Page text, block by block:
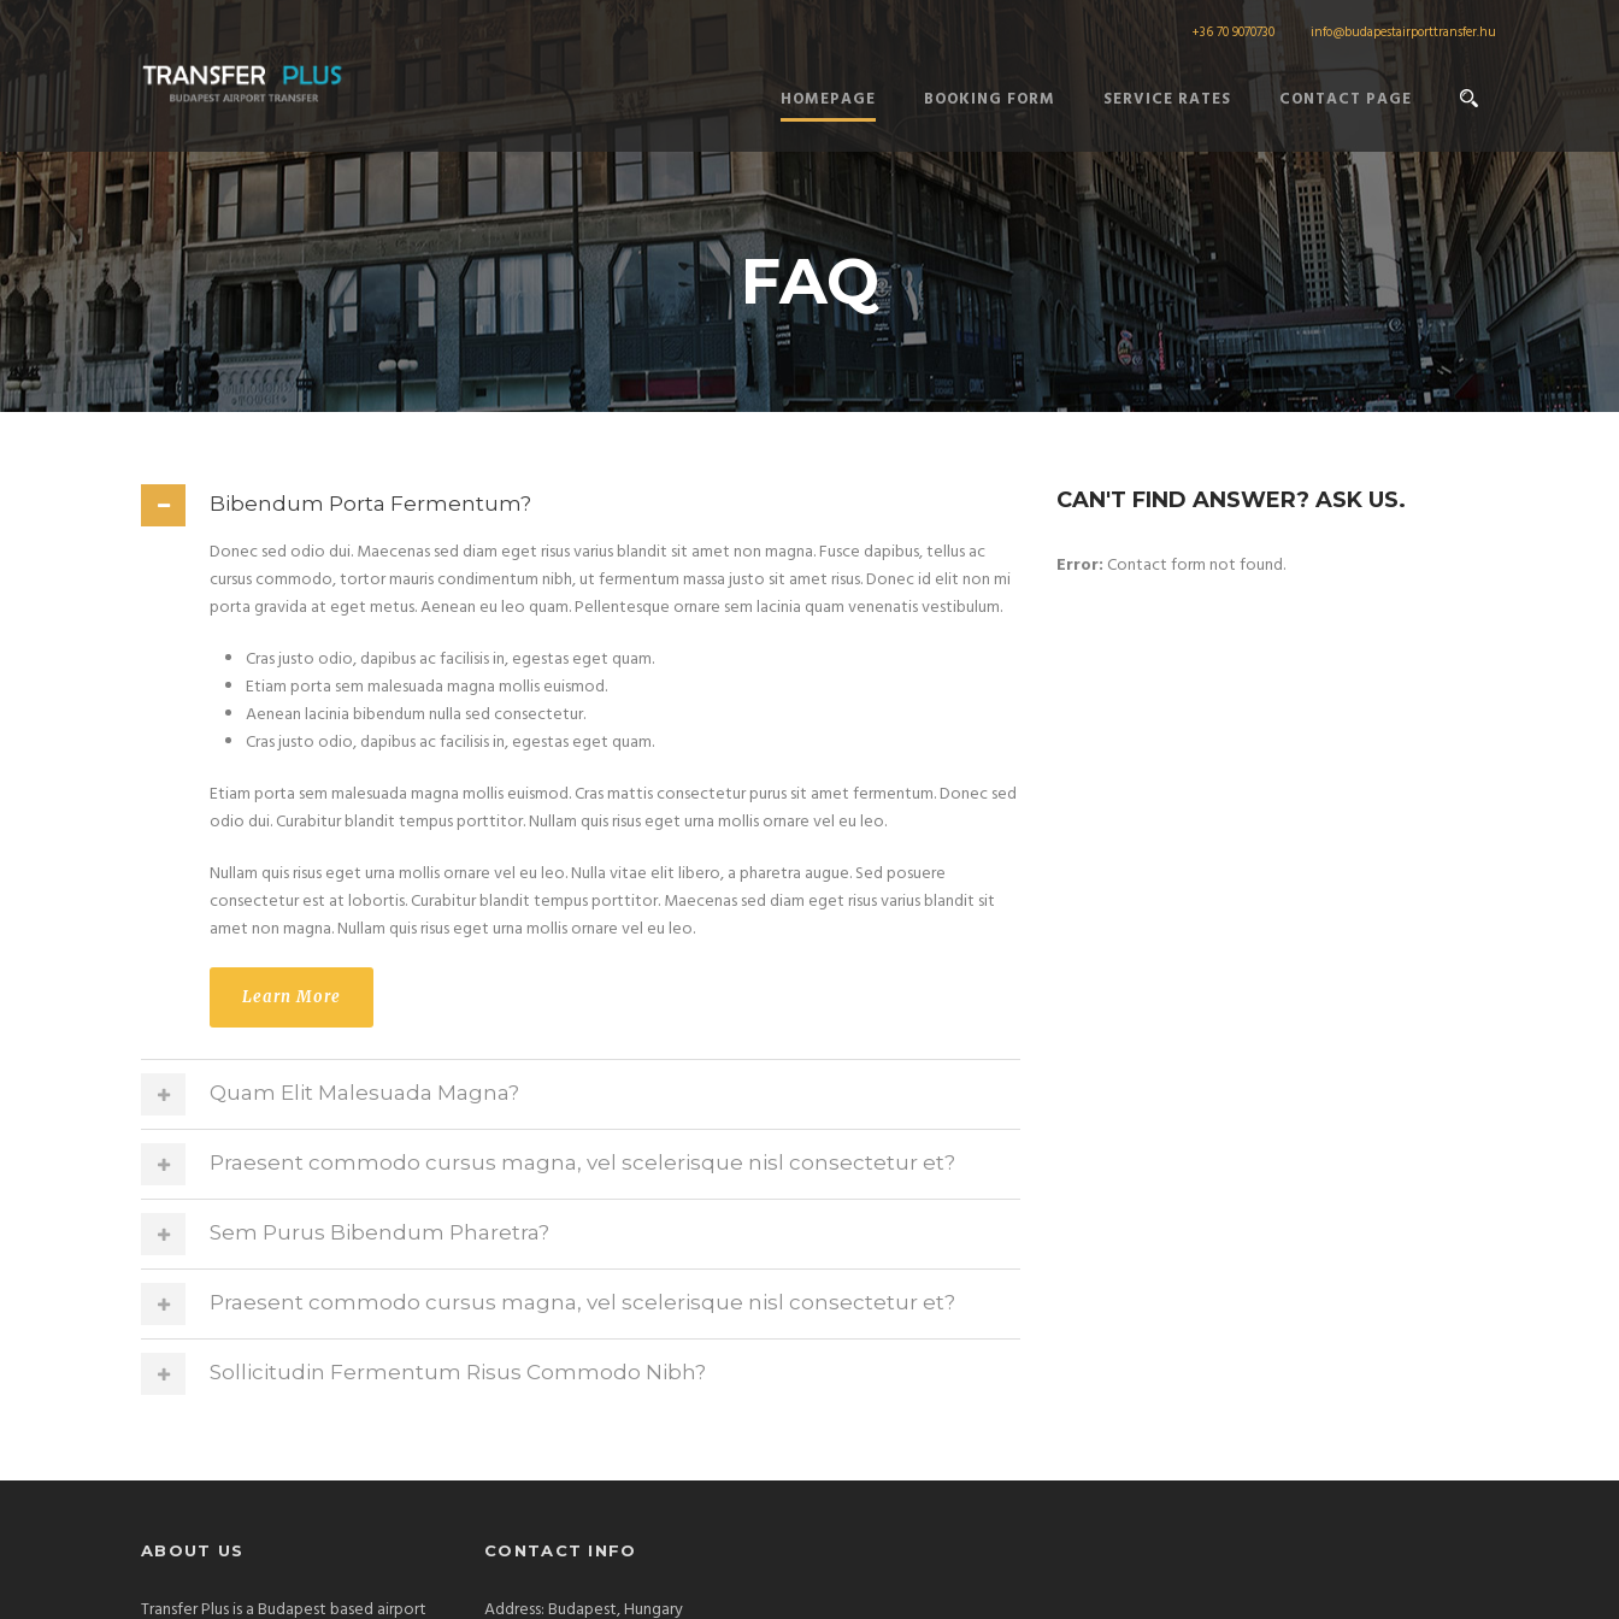
+36 70 9070730 info@budapestairporttransfer.hu
HOMEPAGE BOOKING FORM SERVICE RATES CONTACT PAGE
FAQ
Bibendum Porta Fermentum?
Donec sed odio dui. Maecenas sed diam eget risus varius blandit sit amet non magna. Fusce dapibus, tellus ac
cursus commodo, tortor mauris condimentum nibh, ut fermentum massa justo sit amet risus. Donec id elit non mi
porta gravida at eget metus. Aenean eu leo quam. Pellentesque ornare sem lacinia quam venenatis vestibulum.
Cras justo odio, dapibus ac facilisis in, egestas eget quam.
Etiam porta sem malesuada magna mollis euismod.
Aenean lacinia bibendum nulla sed consectetur.
Cras justo odio, dapibus ac facilisis in, egestas eget quam.
Etiam porta sem malesuada magna mollis euismod. Cras mattis consectetur purus sit amet fermentum. Donec sed
odio dui. Curabitur blandit tempus porttitor. Nullam quis risus eget urna mollis ornare vel eu leo.
Nullam quis risus eget urna mollis ornare vel eu leo. Nulla vitae elit libero, a pharetra augue. Sed posuere
consectetur est at lobortis. Curabitur blandit tempus porttitor. Maecenas sed diam eget risus varius blandit sit
amet non magna. Nullam quis risus eget urna mollis ornare vel eu leo.
Learn More
Quam Elit Malesuada Magna?
Praesent commodo cursus magna, vel scelerisque nisl consectetur et?
Sem Purus Bibendum Pharetra?
Praesent commodo cursus magna, vel scelerisque nisl consectetur et?
Sollicitudin Fermentum Risus Commodo Nibh?
CAN'T FIND ANSWER? ASK US.
Error: Contact form not found.
ABOUT US
Transfer Plus is a Budapest based airport
CONTACT INFO
Address: Budapest, Hungary